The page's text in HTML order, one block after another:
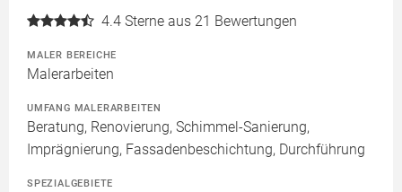
4.4 Sterne aus 21 Bewertungen
MALER BEREICHE
Malerarbeiten
UMFANG MALERARBEITEN
Beratung, Renovierung, Schimmel-Sanierung,
Imprägnierung, Fassadenbeschichtung, Durchführung
SPEZIALGEBIETE